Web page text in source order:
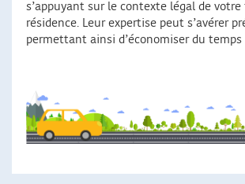
s’appuyant sur le contexte légal de
résidence. Leur expertise peut s’avérer
permettant ainsi d’économiser du temps